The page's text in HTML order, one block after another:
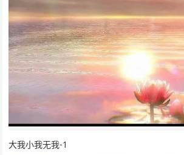
大我小我无我-1